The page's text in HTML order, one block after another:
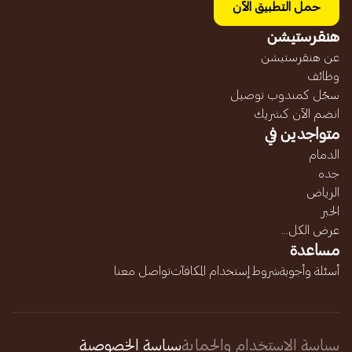
حمل التطبيق الآن
هنقرستيشن
عن هنقرستيشن
وظائف
سجّل كمندوب توصيل
انضم الآن كشريك
متواجدين في
الدمام
جده
الرياض
الخبر
عرض الكل...
مساعدة
أسئلة وأجوبةشروط إستخدام المكافآتتواصل معنا
سياسة الاستخدام والحمايةسياسة الخصوصية